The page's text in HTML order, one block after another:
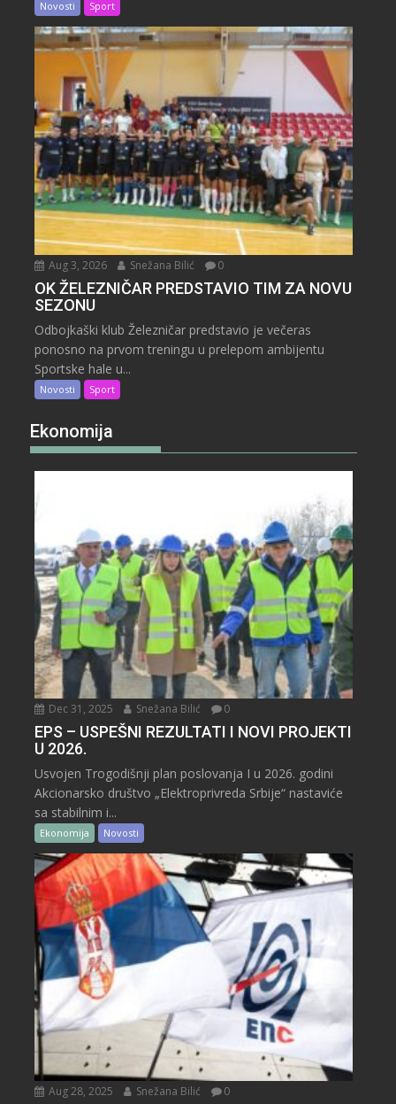
Novosti Sport
Aug 3, 2026 Snežana Bilić 0
OK ŽELEZNIČAR PREDSTAVIO TIM ZA NOVU
SEZONU
Odbojkaški klub Železničar predstavio je večeras
ponosno na prvom treningu u prelepom ambijentu
Sportske hale u...
Novosti Sport
Ekonomija
Dec 31, 2025 Snežana Bilić 0
EPS – USPEŠNI REZULTATI I NOVI PROJEKTI
U 2026.
Usvojen Trogodišnji plan poslovanja I u 2026. godini
Akcionarsko društvo „Elektroprivreda Srbije“ nastaviće
sa stabilnim i...
Ekonomija Novosti
Aug 28, 2025 Snežana Bilić 0